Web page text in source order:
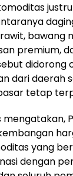
bawang
premium,
didorong
dari daerah
tetap
mengatakan,
yang
dengan